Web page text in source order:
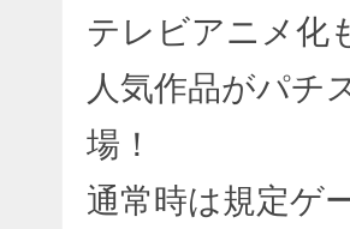
テレビアニメ化
人気作品がパチ
場！
通常時は規定ゲ